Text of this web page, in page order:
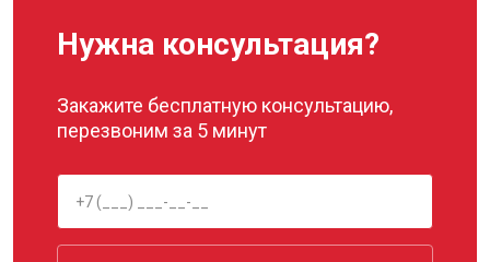
Нужна консультация?
Закажите бесплатную консультацию,
перезвоним за 5 минут